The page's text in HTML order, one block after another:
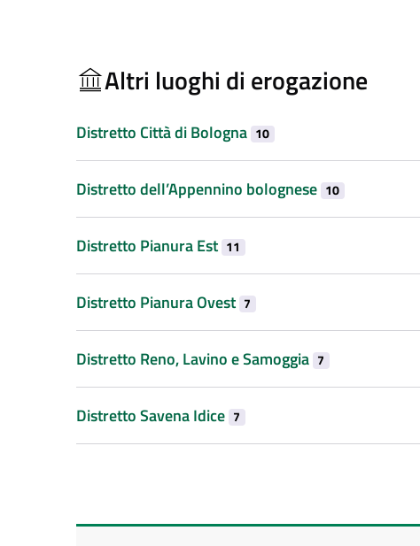
Altri luoghi di erogazione
Distretto Città di Bologna 10
Distretto dell’Appennino bolognese 10
Distretto Pianura Est 11
Distretto Pianura Ovest 7
Distretto Reno, Lavino e Samoggia 7
Distretto Savena Idice 7